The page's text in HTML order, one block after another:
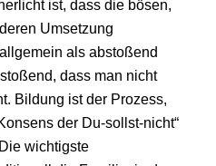
ist, dass die bösen,
Umsetzung
als abstoßend
dass man nicht
Bildung ist der Prozess,
der Du-sollst-nicht“
wichtigste